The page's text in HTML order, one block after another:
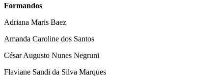
Formandos
Adriana Maris Baez
Amanda Caroline dos Santos
César Augusto Nunes Negruni
Flaviane Sandi da Silva Marques